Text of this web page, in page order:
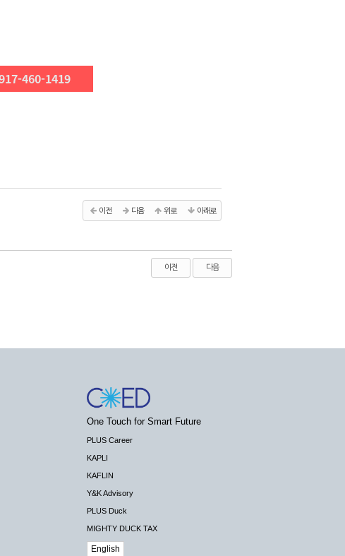
460-1419
이전 다음 위로 아래로
이전 다음
One Touch for Smart Future
PLUS Career
KAPLI
KAFLIN
Y&K Advisory
PLUS Duck
MIGHTY DUCK TAX
English